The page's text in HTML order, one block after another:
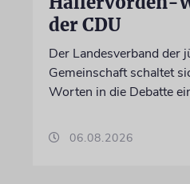
der CDU
Der Landesverband der
Gemeinschaft schaltet
Worten in die Debatte
06.08.2026